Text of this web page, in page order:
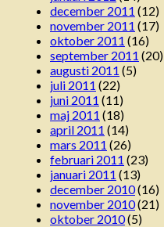
december 2011 (12)
november 2011 (17)
oktober 2011 (16)
september 2011 (20)
augusti 2011 (5)
juli 2011 (22)
juni 2011 (11)
maj 2011 (18)
april 2011 (14)
mars 2011 (26)
februari 2011 (23)
januari 2011 (13)
december 2010(16)
november 2010(21)
oktober 2010(5)